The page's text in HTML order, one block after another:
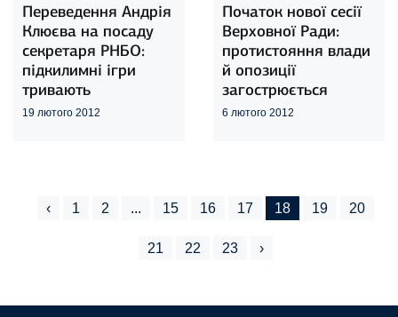
Переведення Андрія
Клюєва на посаду
секретаря РНБО:
підкилимні ігри
тривають
19 лютого 2012
Початок нової сесії
Верховної Ради:
протистояння влади
й опозиції
загострюється
6 лютого 2012
‹ 1 2 ... 15 16 17 18 19 20
21 22 23 ›